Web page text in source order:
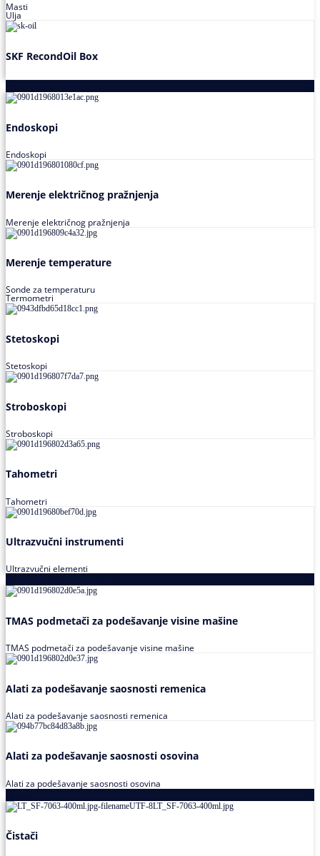
Masti
Ulja
SKF RecondOil Box
Endoskopi
Endoskopi
Merenje električnog pražnjenja
Merenje električnog pražnjenja
Merenje temperature
Sonde za temperaturu
Termometri
Stetoskopi
Stetoskopi
Stroboskopi
Stroboskopi
Tahometri
Tahometri
Ultrazvučni instrumenti
Ultrazvučni elementi
TMAS podmetači za podešavanje visine mašine
TMAS podmetači za podešavanje visine mašine
Alati za podešavanje saosnosti remenica
Alati za podešavanje saosnosti remenica
Alati za podešavanje saosnosti osovina
Alati za podešavanje saosnosti osovina
Čistači